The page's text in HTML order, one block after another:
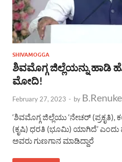
SHIVAMOGGA
ಶಿವಮೊಗ್ಗ ಜಿಲ್ಲೆಯನ್ನು ಹಾಡಿ
ಮೋದಿ!
February 27, 2023 - by
‘ಶಿವಮೊಗ್ಗ ಜಿಲ್ಲೆಯು ‘ನೇಚರ್ (ಪ್ರಕೃತಿ),
(ಕೃಷಿ) ಧರತಿ (ಭೂಮಿ) ಯಾಗಿದೆ’ ಎಂದು
ಅವರು ಗುಣಗಾನ ಮಾಡಿದ್ದಾರೆ